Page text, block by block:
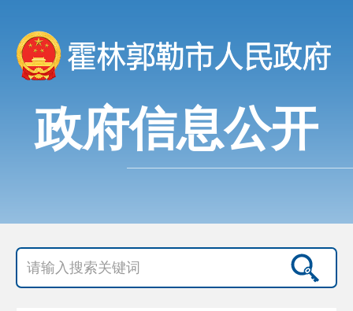
政府信息公开